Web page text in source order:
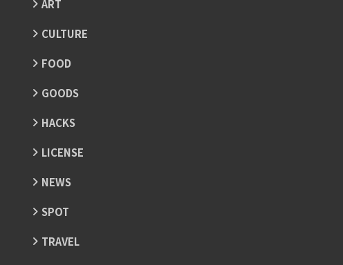
ART
CULTURE
FOOD
GOODS
HACKS
LICENSE
NEWS
SPOT
TRAVEL